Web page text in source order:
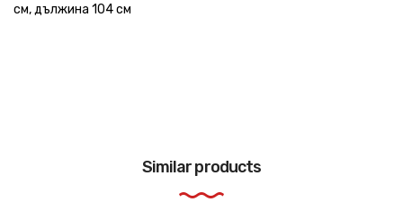
см, дължина 104 см
Similar products